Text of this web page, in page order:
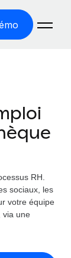
liés auxde
par pays
RH.
sociaux, les
votre équipe
via une